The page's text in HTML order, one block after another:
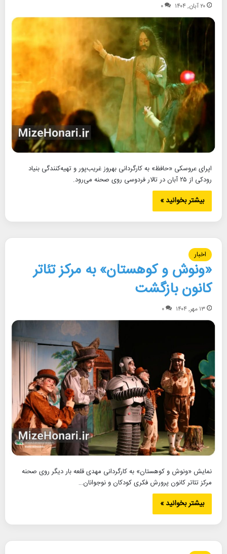
۲۰ آبان, ۱۴۰۴ ۰
اپرای عروسکی «حافظ» به کارگردانی بهروز غریب‌پور و تهیه‌کنندگی بنیاد
رودکی از ۲۵ آبان در تالار فردوسی روی صحنه می‌رود.
بیشتر بخوانید »
اخبار
«ونوش و کوهستان» به مرکز تئاتر
کانون بازگشت
۱۳ مهر, ۱۴۰۴ ۰
نمایش «ونوش و کوهستان» به کارگردانی مهدی قلعه بار دیگر روی صحنه
مرکز تئاتر کانون پرورش فکری کودکان و نوجوانان…
بیشتر بخوانید »